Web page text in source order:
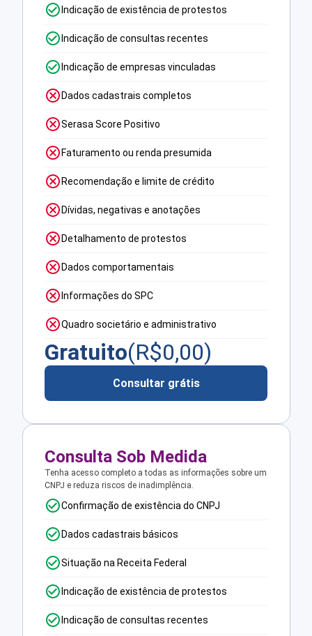
Indicação de existência de protestos
Indicação de consultas recentes
Indicação de empresas vinculadas
Dados cadastrais completos
Serasa Score Positivo
Faturamento ou renda presumida
Recomendação e limite de crédito
Dívidas, negativas e anotações
Detalhamento de protestos
Dados comportamentais
Informações do SPC
Quadro societário e administrativo
Gratuito(R$0,00)
Consultar grátis
Consulta Sob Medida
Tenha acesso completo a todas as informações sobre um
CNPJ e reduza riscos de inadimplência.
Confirmação de existência do CNPJ
Dados cadastrais básicos
Situação na Receita Federal
Indicação de existência de protestos
Indicação de consultas recentes